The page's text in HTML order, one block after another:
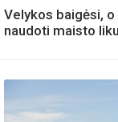
Velykos baigėsi,
naudoti maisto